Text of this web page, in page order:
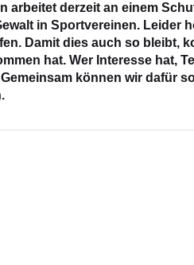
arbeitet derzeit an einem
in Sportvereinen. Leider
Damit dies auch so bleibt,
hat. Wer Interesse hat,
können wir dafür